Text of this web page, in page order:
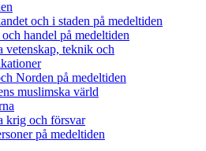
och i staden på medeltiden
handel på medeltiden
vetenskap, teknik och
Norden på medeltiden
muslimska värld
krig och försvar
på medeltiden